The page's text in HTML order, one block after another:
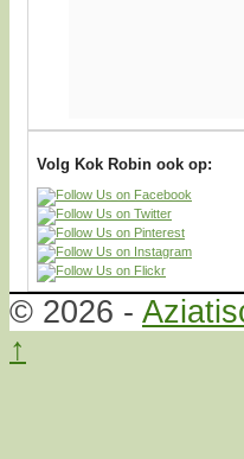
Volg Kok Robin ook op:
© 2026 -
↑